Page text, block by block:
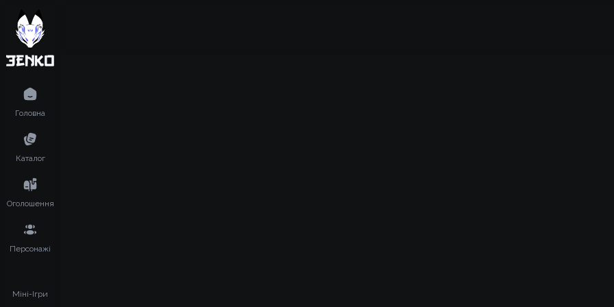
Головна
Каталог
Оголошення
Персонажі
Міні-Ігри